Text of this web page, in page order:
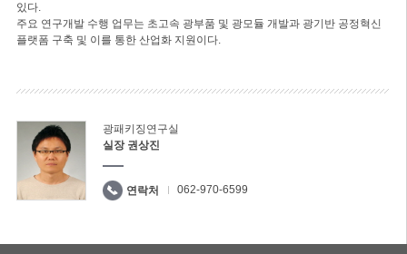
있다.
주요 연구개발 수행 업무는 초고속 광부품 및 광모듈 개발과 광기반 공정혁신
플랫폼 구축 및 이를 통한 산업화 지원이다.
광패키징연구실
실장 권상진
연락처 062-970-6599